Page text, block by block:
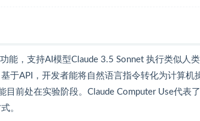
能，支持AI模型Claude 3.5 Sonnet 执行类似人类
于API，开发者能将自然语言指令转化为计算机
目前处在实验阶段。Claude Computer Use代表
。